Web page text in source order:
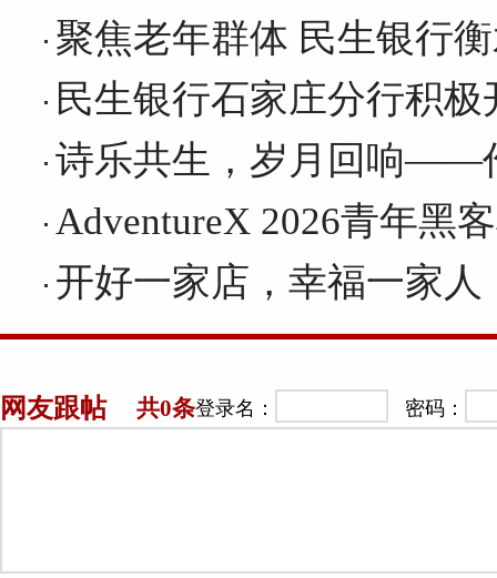
聚焦老年群体 民生银行
民生银行石家庄分行积
诗乐共生，岁月回响——
AdventureX 2026青年黑
开好一家店，幸福一家